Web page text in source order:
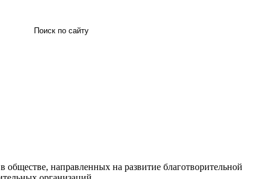
направленных на развитие благотворительной